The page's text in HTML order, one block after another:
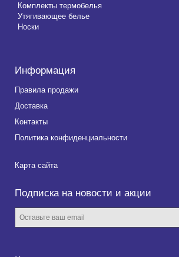
Комплекты термобелья
Утягивающее белье
Носки
Информация
Правила продажи
Доставка
Контакты
Политика конфиденциальности
Карта сайта
Подписка на новости и акции